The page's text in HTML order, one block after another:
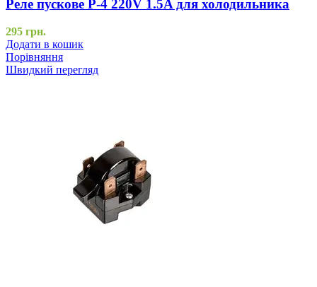
Реле пускове Р-4 220V 1.5A для холодильника
295 грн.
Додати в кошик
Порівняння
Швидкий перегляд